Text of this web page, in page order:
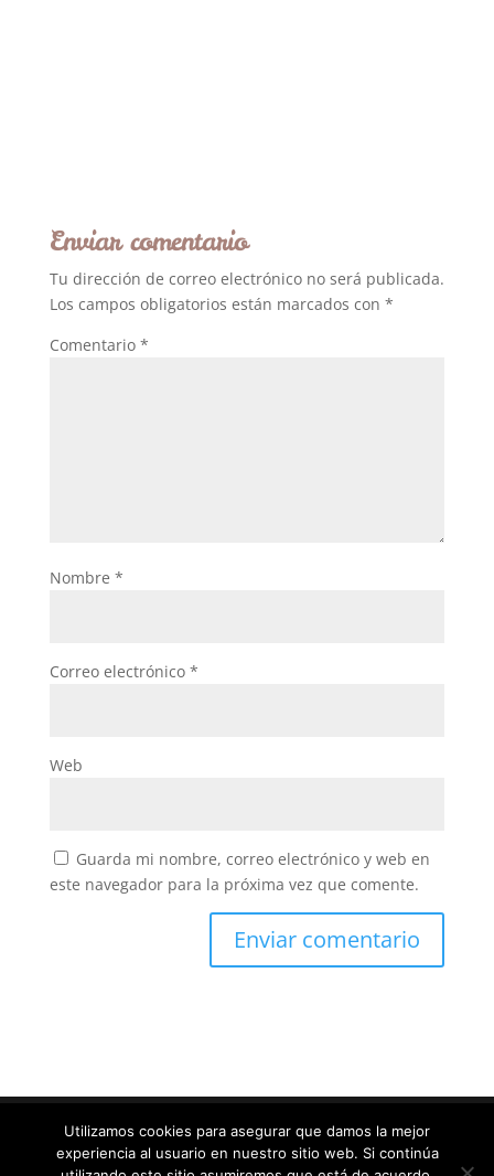
Enviar comentario
Tu dirección de correo electrónico no será publicada.
Los campos obligatorios están marcados con *
Comentario *
Nombre *
Correo electrónico *
Web
Guarda mi nombre, correo electrónico y web en
este navegador para la próxima vez que comente.
Diseñado porElegant Themes | Desarrollado por
Utilizamos cookies para asegurar que damos la mejor
experiencia al usuario en nuestro sitio web. Si continúa